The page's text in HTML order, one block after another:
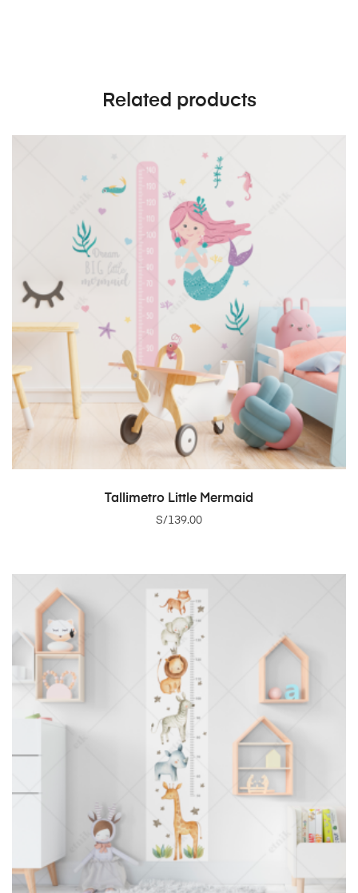
Related products
ADD TO CART
Tallimetro Little Mermaid
S/139.00